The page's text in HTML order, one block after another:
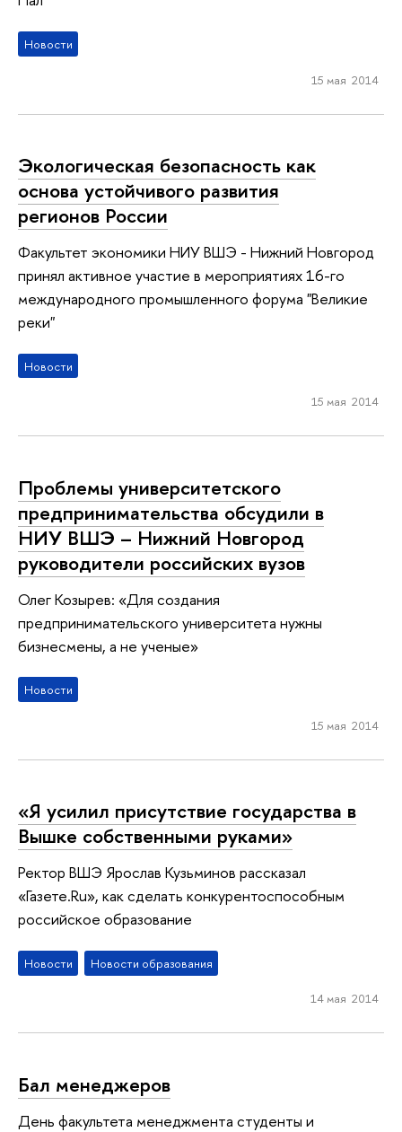
Новости
15 мая 2014
Экологическая безопасность как
основа устойчивого развития
регионов России
Факультет экономики НИУ ВШЭ - Нижний Новгород
принял активное участие в мероприятиях 16-го
международного промышленного форума "Великие
реки"
Новости
15 мая 2014
Проблемы университетского
предпринимательства обсудили в
НИУ ВШЭ – Нижний Новгород
руководители российских вузов
Олег Козырев: «Для создания
предпринимательского университета нужны
бизнесмены, а не ученые»
Новости
15 мая 2014
«Я усилил присутствие государства в
Вышке собственными руками»
Ректор ВШЭ Ярослав Кузьминов рассказал
«Газете.Ru», как сделать конкурентоспособным
российское образование
Новости Новости образования
14 мая 2014
Бал менеджеров
День факультета менеджмента студенты и